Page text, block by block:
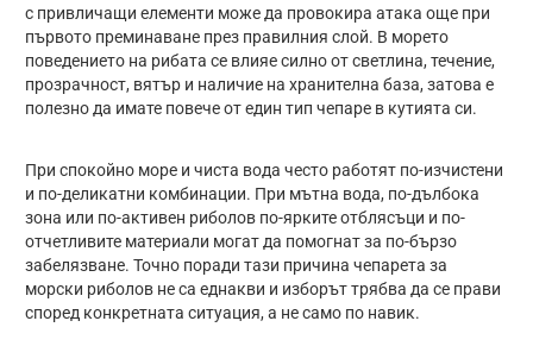
с привличащи елементи може да провокира атака още при
първото преминаване през правилния слой. В морето
поведението на рибата се влияе силно от светлина, течение,
прозрачност, вятър и наличие на хранителна база, затова е
полезно да имате повече от един тип чепаре в кутията си.
При спокойно море и чиста вода често работят по-изчистени
и по-деликатни комбинации. При мътна вода, по-дълбока
зона или по-активен риболов по-ярките отблясъци и по-
отчетливите материали могат да помогнат за по-бързо
забелязване. Точно поради тази причина чепарета за
морски риболов не са еднакви и изборът трябва да се прави
според конкретната ситуация, а не само по навик.